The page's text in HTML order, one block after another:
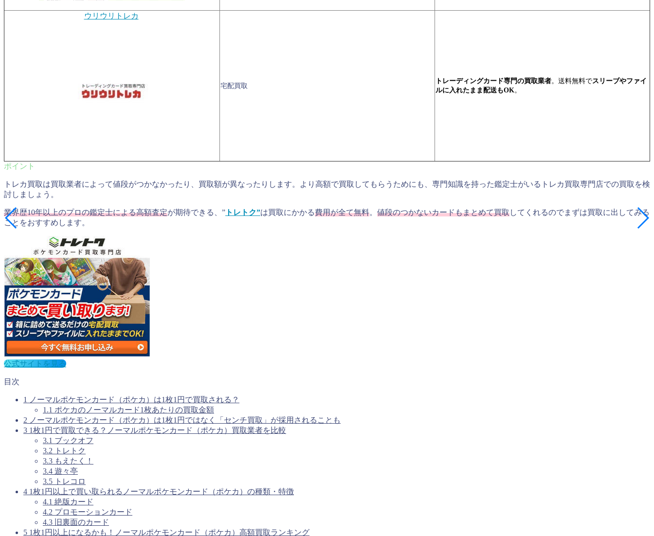
ウリウリトレカ
宅配買取
トレーディングカード専門の買取業者。送料無料でスリーブやファイ
ルに入れたまま配送もOK。
トレカ買取は買取業者によって値段がつかなかったり、買取額が異なったりします。より高額で買取してもらうためにも、専門知識を持った鑑定士がいるトレカ買取専門店での買取を検
討しましょう。
業界歴10年以上のプロの鑑定士による高額査定が期待できる、” トレトク”は買取にかかる費用が全て無料。 値段のつかないカードもまとめて買取してくれるのでまずは買取に出してみる
ことをおすすめします。
公式サイトを見る
目次
1 ノーマルポケモンカード（ポケカ）は1枚1円で買取される？
1.1 ポケカのノーマルカード1枚あたりの買取金額
2 ノーマルポケモンカード（ポケカ）は1枚1円ではなく「センチ買取」が採用されることも
3 1枚1円で買取できる？ノーマルポケモンカード（ポケカ）買取業者を比較
3.1 ブックオフ
3.2 トレトク
3.3 もえたく！
3.4 遊々亭
3.5 トレコロ
4 1枚1円以上で買い取られるノーマルポケモンカード（ポケカ）の種類・特徴
4.1 絶版カード
4.2 プロモーションカード
4.3 旧裏面のカード
5 1枚1円以上になるかも！ノーマルポケモンカード（ポケカ）高額買取ランキング